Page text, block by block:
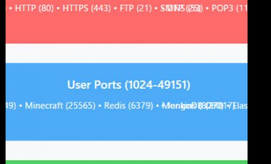
Biwin NV7400 1TB SSD NVMe2.0 M.2 Type 2280 PCIe Gen4×4 最
大読込：7450MB/s (R:7450MB/s、W:6500MB/s) 内蔵SSD 高耐
久 PS5/PS5 Pro動作確認済み メーカー5年保証
(546822) GBP 135.04 (2026-08-06 04:03 GMT +09:00 時点 -詳細は